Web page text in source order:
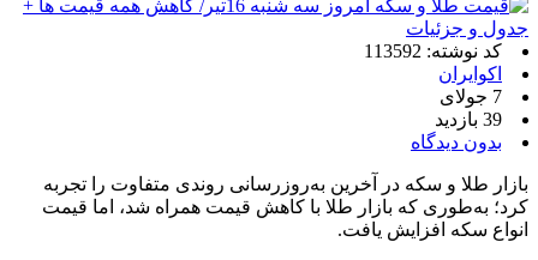
کد نوشته: 113592
اکوایران
7 جولای
39 بازدید
بدون دیدگاه
بازار طلا و سکه در آخرین به‌روزرسانی روندی متفاوت را تجربه
کرد؛ به‌طوری که بازار طلا با کاهش قیمت همراه شد، اما قیمت
انواع سکه افزایش یافت.